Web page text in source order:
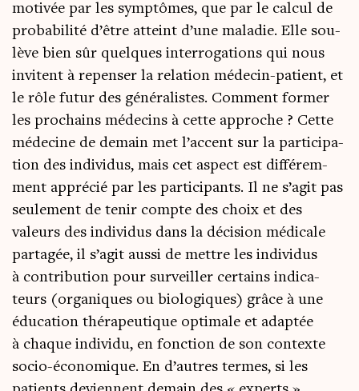
moti­vée par les symp­tômes, que par le cal­cul de
pro­ba­bi­li­té d’être atteint d’une mala­die. Elle sou­
lève bien sûr quelques inter­ro­ga­tions qui nous
invitent à repen­ser la rela­tion méde­cin-patient, et
le rôle futur des géné­ra­listes. Com­ment for­mer
les pro­chains méde­cins à cette approche ? Cette
méde­cine de demain met l’accent sur la par­ti­ci­pa­
tion des indi­vi­dus, mais cet aspect est dif­fé­rem­
ment appré­cié par les par­ti­ci­pants. Il ne s’agit pas
seule­ment de tenir compte des choix et des
valeurs des indi­vi­dus dans la déci­sion médi­cale
par­ta­gée, il s’agit aus­si de mettre les indi­vi­dus
à contri­bu­tion pour sur­veiller cer­tains indi­ca­
teurs (orga­niques ou bio­lo­giques) grâce à une
édu­ca­tion thé­ra­peu­tique opti­male et adap­tée
à chaque indi­vi­du, en fonc­tion de son contexte
socio-éco­no­mique. En d’autres termes, si les